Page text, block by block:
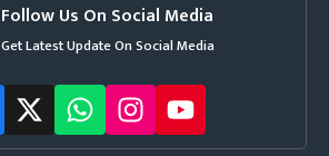
Follow Us On Social Media
Get Latest Update On Social Media